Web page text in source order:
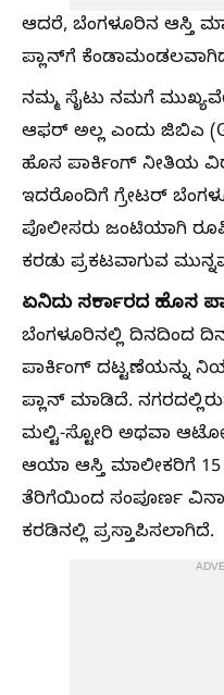
ಆದರೆ, ಬೆಂಗಳೂರಿನ ಆಸ್ತಿ
ಪ್ಲಾನ್‌ಗೆ
ನಮ್ಮ ಸೈಟು ನಮಗೆ
ಆಫರ್ ಅಲ್ಲ ಎಂದು ಜಿಬಿಎ
ಹೊಸ ಪಾರ್ಕಿಂಗ್ ನೀತಿಯ
ಇದರೊಂದಿಗೆ ಗ್ರೇಟರ್
ಪೊಲೀಸರು ಜಂಟಿಯಾಗಿ
ಕರಡು ಪ್ರಕಟವಾಗುವ
ಏನಿದು ಸರ್ಕಾರದ ಹೊಸ
ಬೆಂಗಳೂರಿನಲ್ಲಿ ದಿನದಿಂದ
ಪಾರ್ಕಿಂಗ್ ದಟ್ಟಣೆಯನ್ನು
ಪ್ಲಾನ್ ಮಾಡಿದೆ.
ಮಲ್ಟಿ-ಸ್ಟೋರಿ ಅಥವಾ
ಆಯಾ ಆಸ್ತಿ ಮಾಲೀಕರಿಗೆ
ತೆರಿಗೆಯಿಂದ ಸಂಪೂರ್ಣ
ಕರಡಿನಲ್ಲಿ ಪ್ರಸ್ತಾಪಿಸಲಾಗಿದೆ.